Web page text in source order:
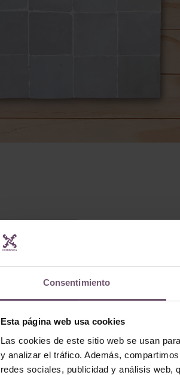
Consentimiento
Esta página web usa cookies
Las cookies de este sitio web se usan
y analizar el tráfico. Además,
redes sociales, publicidad y análisis web,